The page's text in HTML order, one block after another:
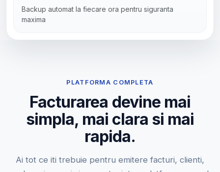
Backup automat la fiecare ora pentru siguranta
maxima
PLATFORMA COMPLETA
Facturarea devine mai
simpla, mai clara si mai
rapida.
Ai tot ce iti trebuie pentru emitere facturi, clienti,